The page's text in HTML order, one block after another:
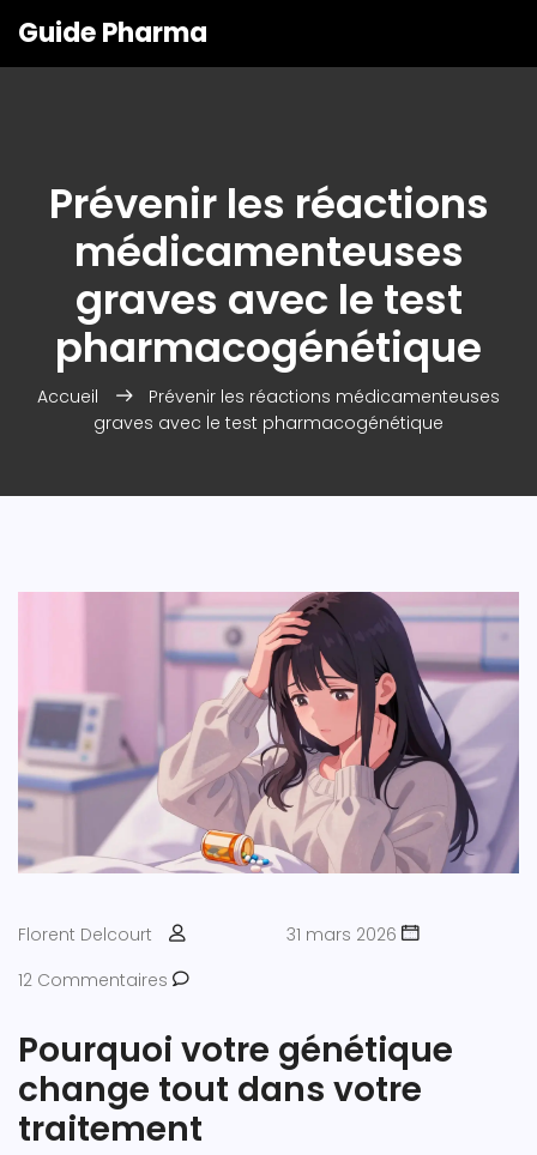
Guide Pharma
Prévenir les réactions
médicamenteuses
graves avec le test
pharmacogénétique
Accueil
Prévenir les réactions médicamenteuses
graves avec le test pharmacogénétique
Florent Delcourt
31 mars 2026
12 Commentaires
Pourquoi votre génétique
change tout dans votre
traitement